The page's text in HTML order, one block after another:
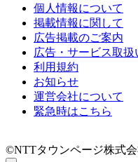
個人情報について
掲載情報に関して
広告掲載のご案内
広告・サービス取扱
利用規約
お知らせ
運営会社について
緊急時はこちら
©NTTタウンページ株式会